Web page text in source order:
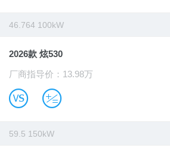
46.764 100kW
2026款 炫530
厂商指导价：13.98万
B u
59.5 150kW